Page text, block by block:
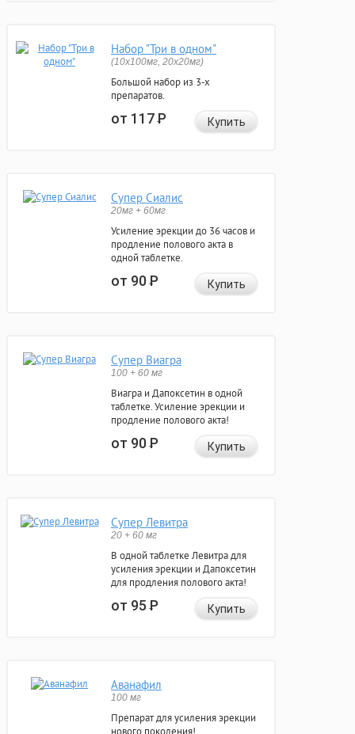
Набор "Три в одном"
(10x100мг, 20x20мг)
Большой набор из 3-х
препаратов.
от 117Р Купить
Супер Сиалис
20мг + 60мг
Усиление эрекции до 36 часов и
продление полового акта в
одной таблетке.
от 90Р Купить
Супер Виагра
100 + 60 мг
Виагра и Дапоксетин в одной
таблетке. Усиление эрекции и
продление полового акта!
от 90Р Купить
Супер Левитра
20 + 60 мг
В одной таблетке Левитра для
усиления эрекции и Дапоксетин
для продления полового акта!
от 95Р Купить
Аванафил
100 мг
Препарат для усиления эрекции